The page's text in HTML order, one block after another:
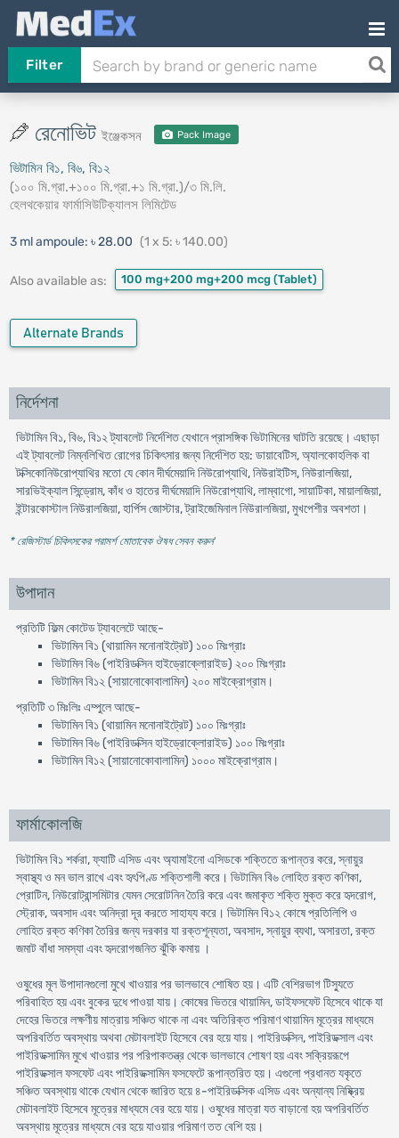
Filter
রেনোভিট ইঞ্জেকসন Pack Image
ভিটামিন বি১, বি৬, বি১২
(১০০ মি.গ্রা.+১০০ মি.গ্রা.+১ মি.গ্রা.)/৩ মি.লি.
হেলথকেয়ার ফার্মাসিউটিক্যালস লিমিটেড
3 ml ampoule: ৳ 28.00 (1 x 5: ৳ 140.00)
Also available as: 100 mg+200 mg+200 mcg (Tablet)
Alternate Brands
নির্দেশনা
ভিটামিন বি১, বি৬, বি১২ ট্যাবলেট নির্দেশিত যেখানে প্রাসঙ্গিক ভিটামিনের ঘাটতি রয়েছে। এছাড়া
এই ট্যাবলেট নিম্নলিখিত রোগের চিকিৎসার জন্য নির্দেশিত হয়: ডায়াবেটিস, অ্যালকোহলিক বা
টক্সিকোনিউরোপ্যাথির মতো যে কোন দীর্ঘমেয়াদি নিউরোপ্যাথি, নিউরাইটিস, নিউরালজিয়া,
সারভিইক্যাল সিন্ড্রোম, কাঁধ ও হাতের দীর্ঘমেয়াদি নিউরোপ্যাথি, লাম্বাগো, সায়াটিকা, মায়ালজিয়া,
ইন্টারকোস্টাল নিউরালজিয়া, হার্পিস জোস্টার, ট্রাইজেমিনাল নিউরালজিয়া, মুখপেশীর অবশতা।
* রেজিস্টার্ড চিকিৎসকের পরামর্শ মোতাবেক ঔষধ সেবন করুন'
উপাদান
প্রতিটি ফিল্ম কোটেড ট্যাবলেটে আছে-
ভিটামিন বি১ (থায়ামিন মনোনাইট্রেট) ১০০ মিঃগ্রাঃ
ভিটামিন বি৬ (পাইরিডক্সিন হাইড্রোক্লোরাইড) ২০০ মিঃগ্রাঃ
ভিটামিন বি১২ (সায়ানোকোবালামিন) ২০০ মাইক্রোগ্রাম।
প্রতিটি ৩ মিঃলিঃ এম্পুলে আছে-
ভিটামিন বি১ (থায়ামিন মনোনাইট্রেট) ১০০ মিঃগ্রাঃ
ভিটামিন বি৬ (পাইরিডক্সিন হাইড্রোক্লোরাইড) ১০০ মিঃগ্রাঃ
ভিটামিন বি১২ (সায়ানোকোবালামিন) ১০০০ মাইক্রোগ্রাম।
ফার্মাকোলজি
ভিটামিন বি১ শর্করা, ফ্যাটি এসিড এবং অ্যামাইনো এসিডকে শক্তিতে রূপান্তর করে, স্নায়ুর
স্বাস্থ্য ও মন ভাল রাখে এবং হৃৎপিণ্ড শক্তিশালী করে। ভিটামিন বি৬ লোহিত রক্ত কণিকা,
প্রোটিন, নিউরোট্রান্সমিটার যেমন সেরোটনিন তৈরি করে এবং জমাকৃত শক্তি মুক্ত করে হৃদরোগ,
স্ট্রোক, অবসাদ এবং অনিদ্রা দূর করতে সাহায্য করে। ভিটামিন বি১২ কোষে প্রতিলিপি ও
লোহিত রক্ত কণিকা তৈরির জন্য দরকার যা রক্তশূন্যতা, অবসাদ, স্নায়ুর ব্যথা, অসারতা, রক্ত
জমাট বাঁধা সমস্যা এবং হৃদরোগজনিত ঝুঁকি কমায় ।
ওষুধের মূল উপাদানগুলো মুখে খাওয়ার পর ভালভাবে শোষিত হয়। এটি বেশিরভাগ টিস্যুতে
পরিবাহিত হয় এবং বুকের দুধে পাওয়া যায়। কোষের ভিতরে থায়ামিন, ডাইফসফেট হিসেবে থাকে যা
দেহের ভিতরে লক্ষণীয় মাত্রায় সঞ্চিত থাকে না এবং অতিরিক্ত পরিমাণ থায়ামিন মূত্রের মাধ্যমে
অপরিবর্তিত অবস্থায় অথবা মেটাবলাইট হিসেবে বের হয়ে যায়। পাইরিডক্সিন, পাইরিডক্সাল এবং
পাইরিডক্সামিন মুখে খাওয়ার পর পরিপাকতন্ত্র থেকে ভালভাবে শোষণ হয় এবং সক্রিয়রূপে
পাইরিডক্সাল ফসফেট এবং পাইরিডক্সামিন ফসফেটে রূপান্তরিত হয়। এগুলো প্রধানত যকৃতে
সঞ্চিত অবস্থায় থাকে যেখান থেকে জারিত হয়ে ৪-পাইরিডক্সিক এসিড এবং অন্যান্য নিষ্ক্রিয়
মেটাবলাইট হিসেবে মূত্রের মাধ্যমে বের হয়ে যায়। ওষুধের মাত্রা যত বাড়ানো হয় অপরিবর্তিত
অবস্থায় মূত্রের মাধ্যমে বের হয়ে যাওয়ার পরিমাণ তত বেশি হয়।